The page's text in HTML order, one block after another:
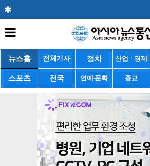
뉴스홈 전체기사 정치 산업ㆍ경제
스포츠 전국 연예·문화 종교